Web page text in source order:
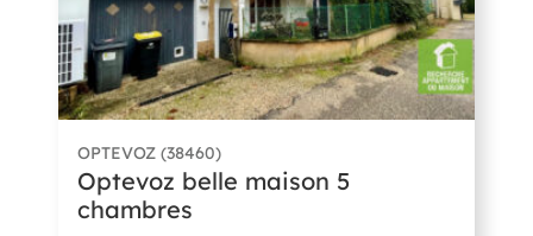
OPTEVOZ (38460)
Optevoz belle maison 5
chambres